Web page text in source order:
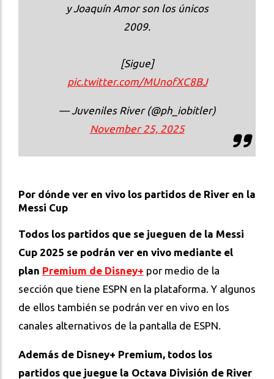
y Joaquín Amor son los únicos
2009.
[Sigue]
pic.twitter.com/MUnofXC8BJ
— Juveniles River (@ph_iobitler)
November 25, 2025
Por dónde ver en vivo los partidos de River en la
Messi Cup
Todos los partidos que se jueguen de la Messi
Cup 2025 se podrán ver en vivo mediante el
plan Premium de Disney+ por medio de la
sección que tiene ESPN en la plataforma. Y algunos
de ellos también se podrán ver en vivo en los
canales alternativos de la pantalla de ESPN.
Además de Disney+ Premium, todos los
partidos que juegue la Octava División de River